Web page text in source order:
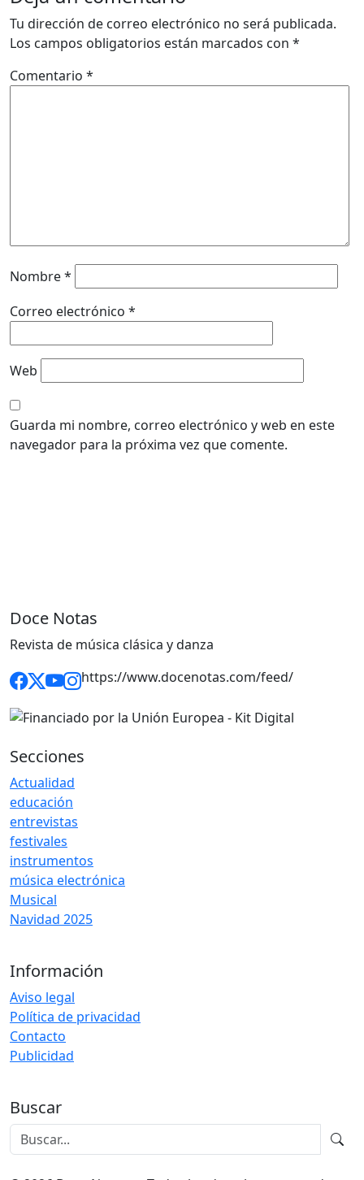
Tu dirección de correo electrónico no será publicada.
Los campos obligatorios están marcados con *
Comentario *
Nombre*
Correo electrónico *
Web
Guarda mi nombre, correo electrónico y web en este
navegador para la próxima vez que comente.
Doce Notas
Revista de música clásica y danza
https://www.docenotas.com/feed/
Secciones
Actualidad
educación
entrevistas
festivales
instrumentos
música electrónica
Musical
Navidad 2025
Información
Aviso legal
Política de privacidad
Contacto
Publicidad
Buscar